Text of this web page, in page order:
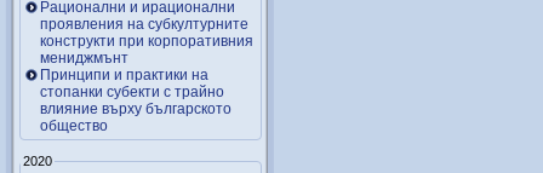
Рационални и ирационални
проявления на субкултурните
конструкти при корпоративния
мениджмънт
Принципи и практики на
стопанки субекти с трайно
влияние върху българското
общество
2020